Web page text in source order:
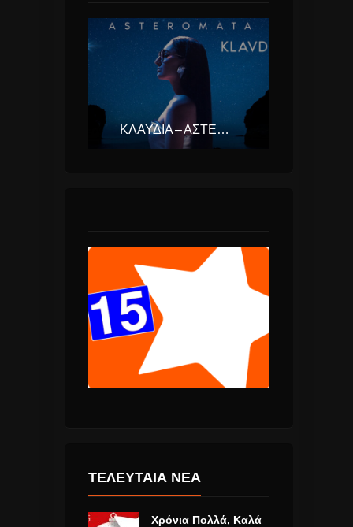
ΚΛΑΥΔΊΑ – ΑΣΤΕΡΟΜΆΤΑ (EUROVISION ΕΛΛΆΔΑ 2025)
ΤΕΛΕΥΤΑΙΑ ΝΕΑ
Χρόνια Πολλά, Καλά